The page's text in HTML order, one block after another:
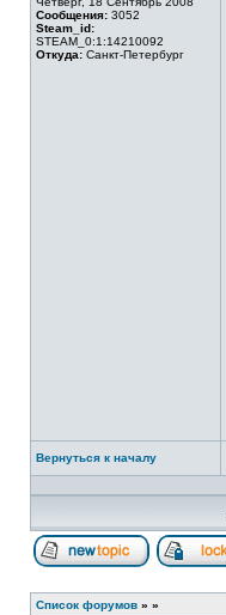
Сообщения: 3052
Steam_id:
STEAM_0:1:14210092
Откуда: Санкт-Петербург
Вернуться к началу
Список форумов » »